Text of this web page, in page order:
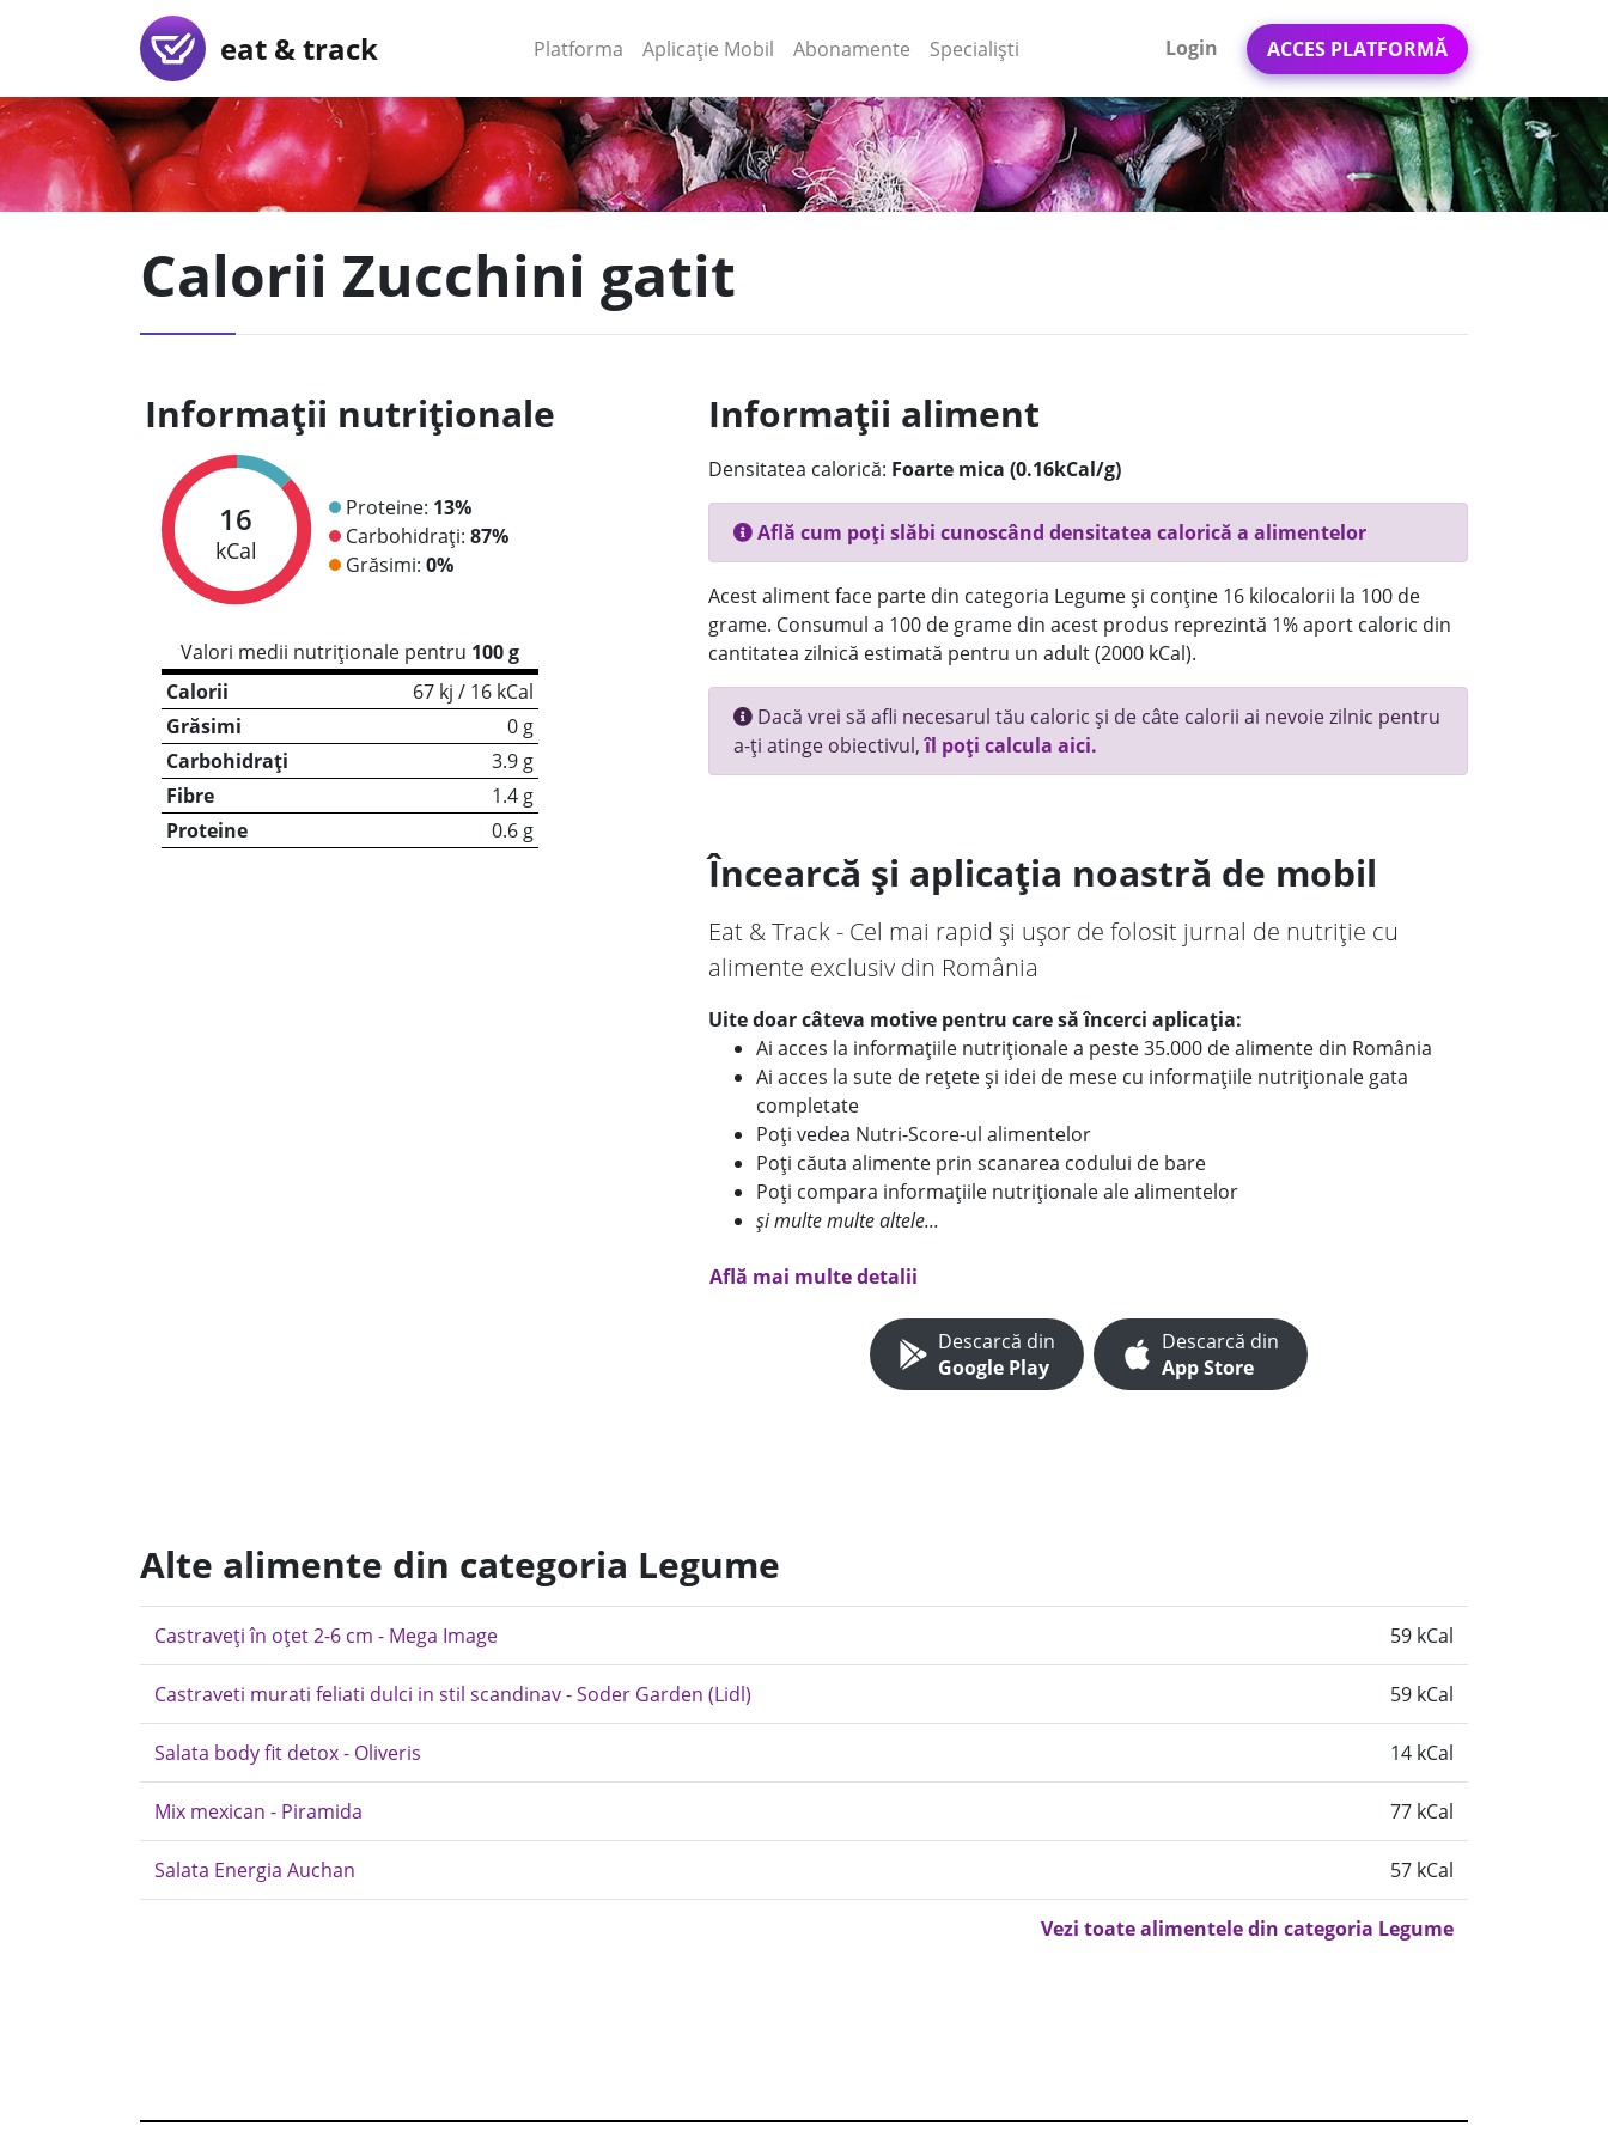
eat & track Platforma (current)
Aplicație Mobil (current)
Abonamente Specialiști Login ACCES PLATFORMĂ
Calorii Zucchini gatit
Informații nutriționale
16
kCal
Proteine: 13%
Carbohidrați: 87%
Grăsimi: 0%
Valori medii nutriționale pentru 100 g
Calorii
67 kj / 16 kCal
Grăsimi
0 g
Carbohidrați
3.9 g
Fibre
1.4 g
Proteine
0.6 g
Informații aliment
Densitatea calorică: Foarte mica (0.16kCal/g)
Află cum poți slăbi cunoscând densitatea calorică a alimentelor
Acest aliment face parte din categoria Legume și conține 16 kilocalorii la 100 de
grame. Consumul a 100 de grame din acest produs reprezintă 1% aport caloric din
cantitatea zilnică estimată pentru un adult (2000 kCal).
Dacă vrei să afli necesarul tău caloric și de câte calorii ai nevoie zilnic pentru
a-ți atinge obiectivul,îl poți calcula aici.
Încearcă și aplicația noastră de mobil
Eat & Track - Cel mai rapid și ușor de folosit jurnal de nutriție cu
alimente exclusiv din România
Uite doar câteva motive pentru care să încerci aplicația:
Ai acces la informațiile nutriționale a peste 35.000 de alimente din România
Ai acces la sute de rețete și idei de mese cu informațiile nutriționale gata
completate
Poți vedea Nutri-Score-ul alimentelor
Poți căuta alimente prin scanarea codului de bare
Poți compara informațiile nutriționale ale alimentelor
și multe multe altele...
Află mai multe detalii
Descarcă din
Google Play
Descarcă din
App Store
Alte alimente din categoria Legume
Castraveți în oțet 2-6 cm - Mega Image 59 kCal
Castraveti murati feliati dulci in stil scandinav - Soder Garden (Lidl) 59 kCal
Salata body fit detox - Oliveris 14 kCal
Mix mexican - Piramida 77 kCal
Salata Energia Auchan 57 kCal
Vezi toate alimentele din categoria Legume